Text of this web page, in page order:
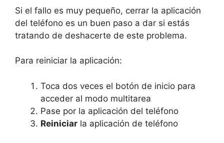
Si el fallo es muy pequeño, cerrar la aplicación
del teléfono es un buen paso a dar si estás
tratando de deshacerte de este problema.
Para reiniciar la aplicación:
Toca dos veces el botón de inicio para
acceder al modo multitarea
Pase por la aplicación del teléfono
Reiniciar la aplicación de teléfono